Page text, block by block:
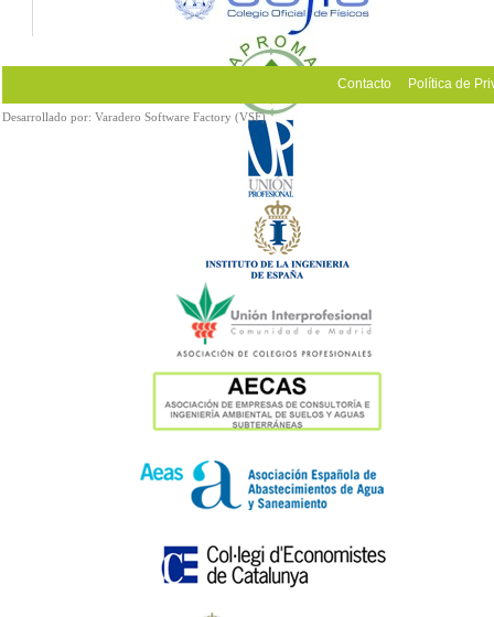
Contacto Política de
Desarrollado por: Varadero Software Factory (VSF)